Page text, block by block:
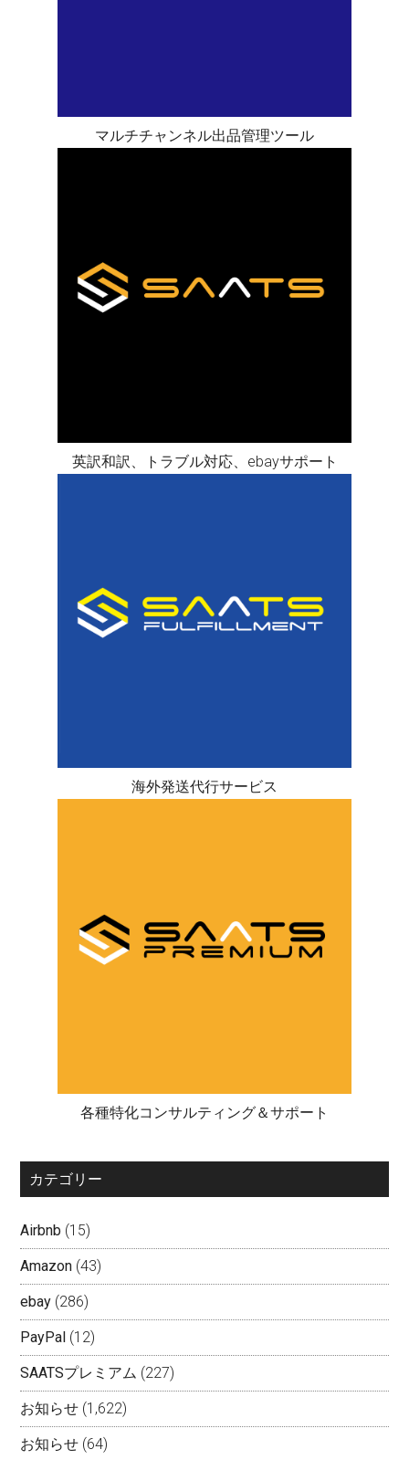
マルチチャンネル出品管理ツール
英訳和訳、トラブル対応、ebayサポート
海外発送代行サービス
各種特化コンサルティング＆サポート
カテゴリー
Airbnb (15)
Amazon (43)
ebay (286)
PayPal (12)
SAATSプレミアム (227)
お知らせ (1,622)
お知らせ (64)